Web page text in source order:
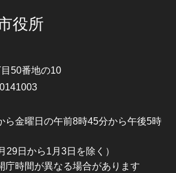
役所
50番地の10
ら金曜日の午前8時45分から午後5時
29日から1月3日を除く）
時間が異なる場合があります